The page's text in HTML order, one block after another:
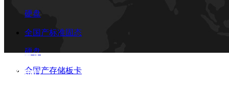
硬盘
全国产标准固态
硬盘
全国产存储板卡
产品中心
联系我们